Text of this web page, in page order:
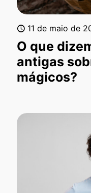
11 de maio de
O que
antigas
mágicos?